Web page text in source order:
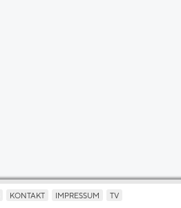
KONTAKT IMPRESSUM TV